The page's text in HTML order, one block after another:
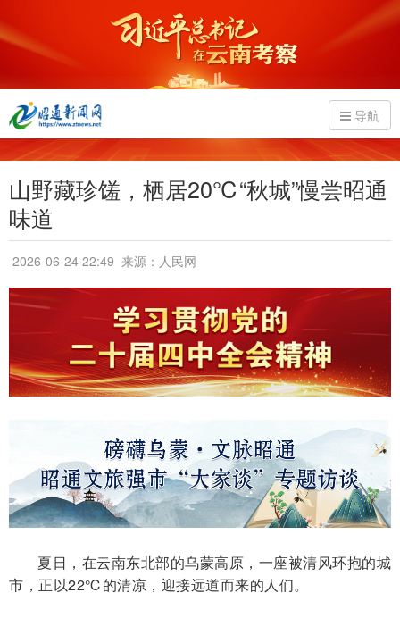
导航
山野藏珍馐，栖居20℃“秋城”慢尝昭通
味道
2026-06-24 22:49 来源：人民网
夏日，在云南东北部的乌蒙高原，一座被清风环抱的城
市，正以22℃的清凉，迎接远道而来的人们。